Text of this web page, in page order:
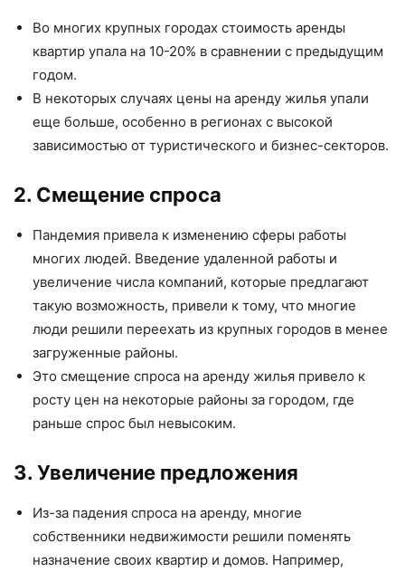
Во многих крупных городах стоимость аренды
квартир упала на 10-20% в сравнении с предыдущим
годом.
В некоторых случаях цены на аренду жилья упали
еще больше, особенно в регионах с высокой
зависимостью от туристического и бизнес-секторов.
2. Смещение спроса
Пандемия привела к изменению сферы работы
многих людей. Введение удаленной работы и
увеличение числа компаний, которые предлагают
такую возможность, привели к тому, что многие
люди решили переехать из крупных городов в менее
загруженные районы.
Это смещение спроса на аренду жилья привело к
росту цен на некоторые районы за городом, где
раньше спрос был невысоким.
3. Увеличение предложения
Из-за падения спроса на аренду, многие
собственники недвижимости решили поменять
назначение своих квартир и домов. Например,